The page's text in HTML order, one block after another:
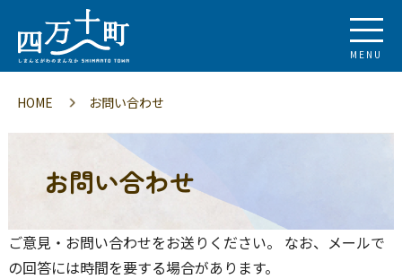
MENU
HOME お問い合わせ
お問い合わせ
ご意見・お問い合わせをお送りください。 なお、メールで
の回答には時間を要する場合があります。